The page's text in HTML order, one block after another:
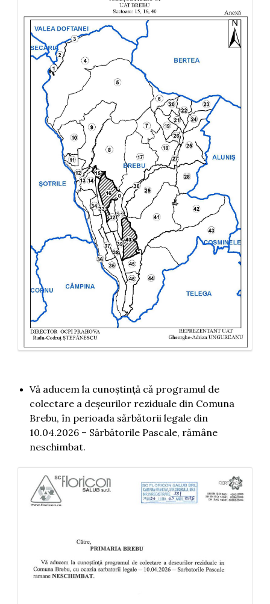
Vă aducem la cunoștință că programul de
colectare a deșeurilor reziduale din Comuna
Brebu, în perioada sărbătorii legale din
10.04.2026 – Sărbătorile Pascale, rămâne
neschimbat.